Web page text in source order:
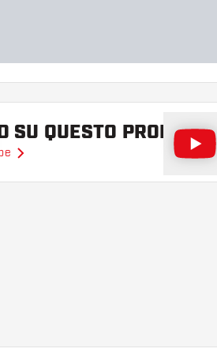
SU QUESTO PRODOTTO